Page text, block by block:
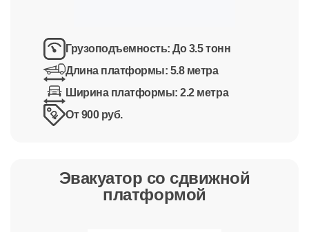
Грузоподъемность:До 3.5 тонн
Длина платформы: 5.8 метра
Ширина платформы:2.2 метра
От 900 руб.
Эвакуатор со сдвижной
платформой